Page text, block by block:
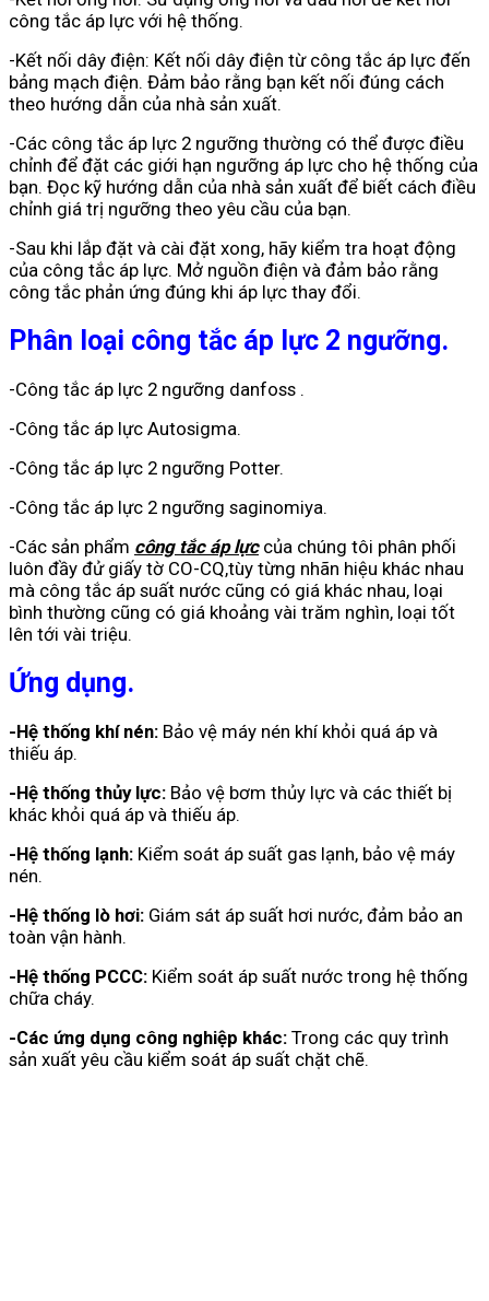
công tắc áp lực với hệ thống.
-Kết nối dây điện: Kết nối dây điện từ công tắc áp lực đến
bảng mạch điện. Đảm bảo rằng bạn kết nối đúng cách
theo hướng dẫn của nhà sản xuất.
-Các công tắc áp lực 2 ngưỡng thường có thể được điều
chỉnh để đặt các giới hạn ngưỡng áp lực cho hệ thống của
bạn. Đọc kỹ hướng dẫn của nhà sản xuất để biết cách điều
chỉnh giá trị ngưỡng theo yêu cầu của bạn.
-Sau khi lắp đặt và cài đặt xong, hãy kiểm tra hoạt động
của công tắc áp lực. Mở nguồn điện và đảm bảo rằng
công tắc phản ứng đúng khi áp lực thay đổi.
Phân loại công tắc áp lực 2 ngưỡng.
-Công tắc áp lực 2 ngưỡng danfoss .
-Công tắc áp lực Autosigma.
-Công tắc áp lực 2 ngưỡng Potter.
-Công tắc áp lực 2 ngưỡng saginomiya.
-Các sản phẩm công tắc áp lựccủa chúng tôi phân phối
luôn đầy đử giấy tờ CO-CQ,tùy từng nhãn hiệu khác nhau
mà công tắc áp suất nước cũng có giá khác nhau, loại
bình thường cũng có giá khoảng vài trăm nghìn, loại tốt
lên tới vài triệu.
Ứng dụng.
-Hệ thống khí nén: Bảo vệ máy nén khí khỏi quá áp và
thiếu áp.
-Hệ thống thủy lực: Bảo vệ bơm thủy lực và các thiết bị
khác khỏi quá áp và thiếu áp.
-Hệ thống lạnh: Kiểm soát áp suất gas lạnh, bảo vệ máy
nén.
-Hệ thống lò hơi: Giám sát áp suất hơi nước, đảm bảo an
toàn vận hành.
-Hệ thống PCCC: Kiểm soát áp suất nước trong hệ thống
chữa cháy.
-Các ứng dụng công nghiệp khác: Trong các quy trình
sản xuất yêu cầu kiểm soát áp suất chặt chẽ.